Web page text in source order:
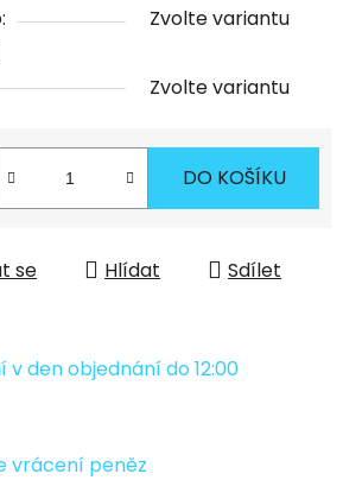
Zvolte variantu
Zvolte variantu
DO KOŠÍKU
se Hlídat Sdílet
v den objednání do 12:00
vrácení peněz